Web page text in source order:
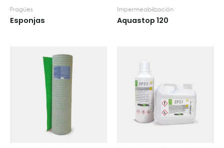
Fragües
Esponjas
Impermeabilización
Aquastop 120